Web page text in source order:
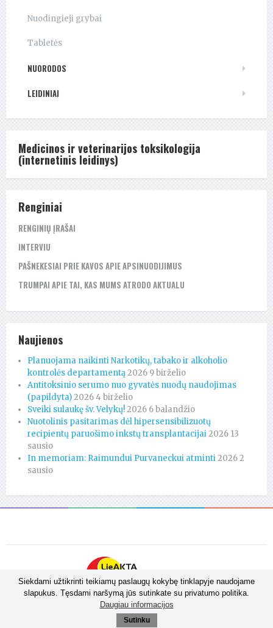
Siekdami užtikrinti teikiamų paslaugų kokybę tinklapyje naudojame
slapukus. Tęsdami naršymą jūs sutinkate su privatumo politika.
Daugiau informacijos
Sutinku
Nuodingieji grybai
Tabletės
NUORODOS
LEIDINIAI
Medicinos ir veterinarijos toksikologija
(internetinis leidinys)
Renginiai
RENGINIŲ ĮRAŠAI
INTERVIU
PAŠNEKESIAI PRIE KAVOS APIE APSINUODIJIMUS
TRUMPAI APIE TAI, KAS MUMS ATRODO AKTUALU
Naujienos
Planuojama naikinti Narkotikų, tabako ir alkoholio
kontrolės departamentą2026 9 birželio
Antitoksinio serumo nuo gyvatės nuodų naudojimas
(papildyta)2026 4 birželio
Sveiki sulaukę šv. Velykų!2026 6 balandžio
Nuotolinis pasitarimas dėl hipersensibilizuotų
recipientų paruošimo inkstų transplantacijai2026 13
sausio
In memoriam: Raimundui Purvaneckui atminti2026 2
sausio
Sprendimas:Admedija